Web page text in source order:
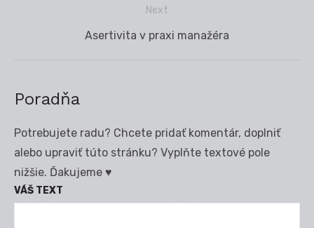
Next
Next
Asertivita v praxi manažéra
Poradňa
Potrebujete radu? Chcete pridať komentár, doplniť
alebo upraviť túto stránku? Vyplňte textové pole
nižšie. Ďakujeme ♥
VÁŠ TEXT